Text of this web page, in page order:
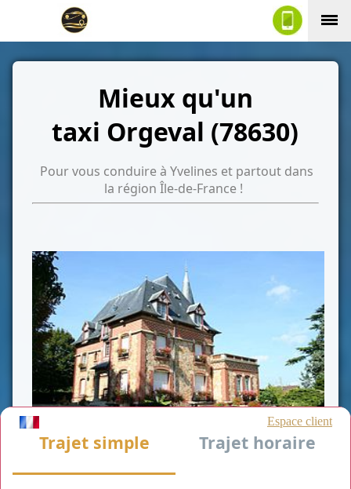
Mieux qu'un
taxi Orgeval (78630)
Pour vous conduire à Yvelines et partout dans
la région Île-de-France !